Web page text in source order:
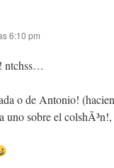
6:10 pm
ntchss…
o de Antonio!
uno sobre el